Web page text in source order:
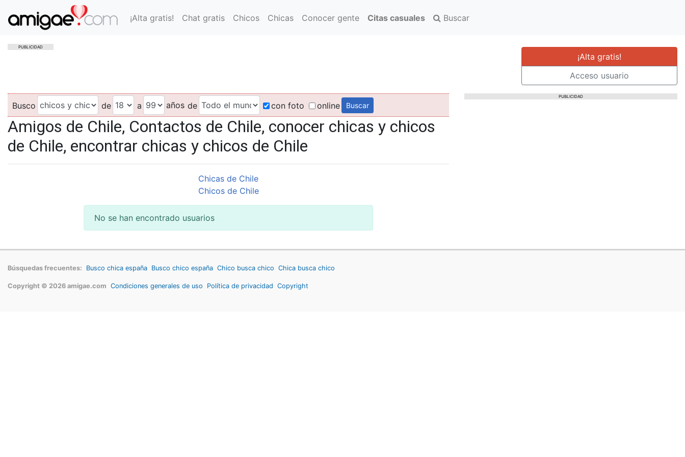
¡Alta gratis! Chat gratis Chicos Chicas Conocer gente Citas casuales Buscar
PUBLICIDAD
¡Alta gratis!
Acceso usuario
Busco de a años de con foto online
Amigos de Chile, Contactos de Chile, conocer chicas y chicos
de Chile, encontrar chicas y chicos de Chile
Chicas de Chile
Chicos de Chile
No se han encontrado usuarios
PUBLICIDAD
Búsquedas frecuentes: Busco chica españa Busco chico españa Chico busca chico Chica busca chico
Copyright © 2026 amigae.com Condiciones generales de uso Política de privacidad Copyright